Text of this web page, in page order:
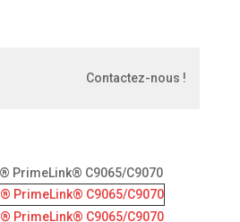
Contactez-nous !